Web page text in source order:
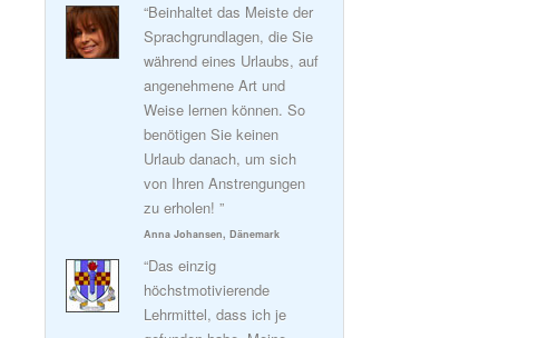
“Beinhaltet das Meiste der
Sprachgrundlagen, die Sie
während eines Urlaubs, auf
angenehmene Art und
Weise lernen können. So
benötigen Sie keinen
Urlaub danach, um sich
von Ihren Anstrengungen
zu erholen! ”
Anna Johansen, Dänemark
“Das einzig
höchstmotivierende
Lehrmittel, dass ich je